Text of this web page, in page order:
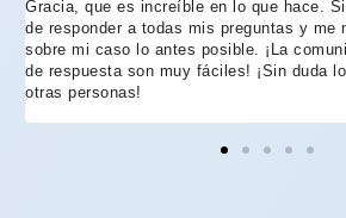
Gracia, que es increíble en lo que hace.
de responder a todas mis preguntas y me
sobre mi caso lo antes posible. ¡La
de respuesta son muy fáciles! ¡Sin duda
otras personas!